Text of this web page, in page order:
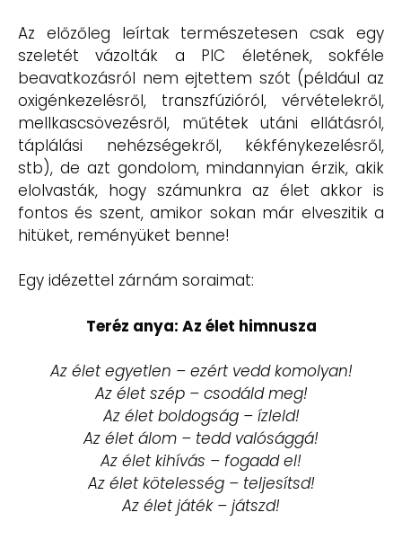
Az előzőleg leírtak természetesen csak egy
szeletét vázolták a PIC életének, sokféle
beavatkozásról nem ejtettem szót (például az
oxigénkezelésről, transzfúzióról, vérvételekről,
mellkascsövezésről, műtétek utáni ellátásról,
táplálási nehézségekről, kékfénykezelésről,
stb), de azt gondolom, mindannyian érzik, akik
elolvasták, hogy számunkra az élet akkor is
fontos és szent, amikor sokan már elveszitik a
hitüket, reményüket benne!
Egy idézettel zárnám soraimat:
Teréz anya: Az élet himnusza
Az élet egyetlen – ezért vedd komolyan!
Az élet szép – csodáld meg!
Az élet boldogság – ízleld!
Az élet álom – tedd valósággá!
Az élet kihívás – fogadd el!
Az élet kötelesség – teljesítsd!
Az élet játék – játszd!